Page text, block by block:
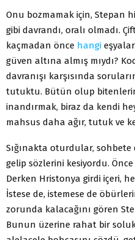
Onu bozmamak için, Stepan
gibi davrandı, oralı olmadı.
kaçmadan önce hangi
güven altına almış mıydı?
davranışı karşısında
tutuktu. Bütün olup
inandırmak, biraz da kendi
mahsus daha ağır, tutuk ve
Sığınakta oturdular,
gelip sözlerini kesiyordu. Önce
Derken Hristonya girdi içeri,
İstese de, istemese de
zorunda kalacağını gören
Bunun üzerine rahat bir